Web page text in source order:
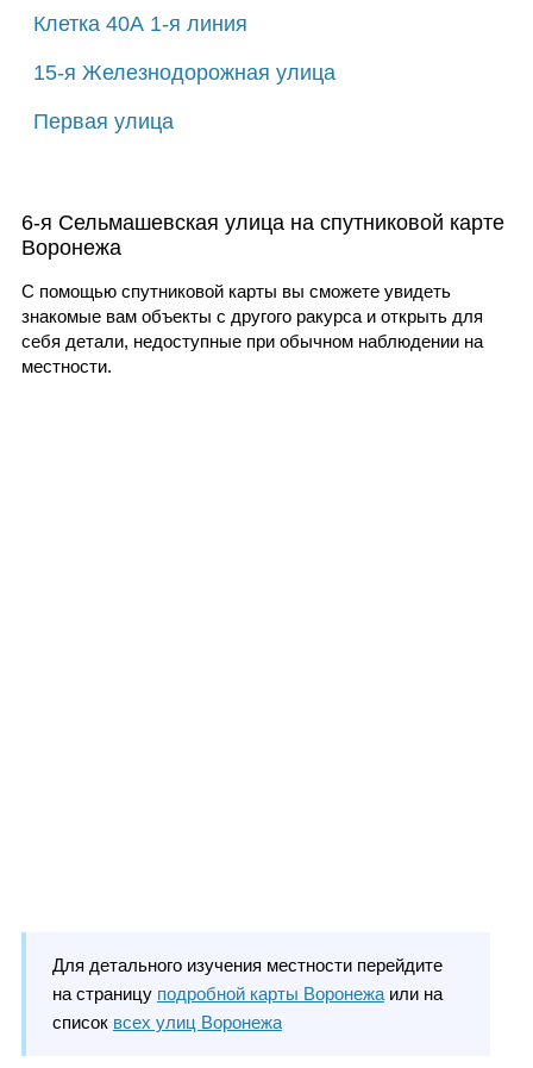
Клетка 40А 1-я линия
15-я Железнодорожная улица
Первая улица
6-я Сельмашевская улица на спутниковой карте
Воронежа
С помощью спутниковой карты вы сможете увидеть
знакомые вам объекты с другого ракурса и открыть для
себя детали, недоступные при обычном наблюдении на
местности.
Для детального изучения местности перейдите
на страницу подробной карты Воронежаили на
список всех улиц Воронежа